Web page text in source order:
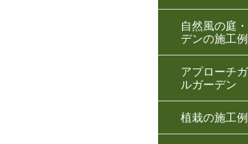
自然風の庭
デンの施工例
アプローチ
ルガーデン
植栽の施工例